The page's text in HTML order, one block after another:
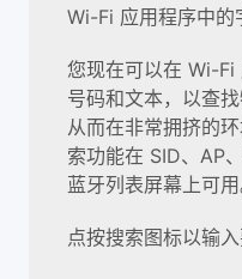
Wi-Fi 应用程序中的
您现在可以在 Wi-Fi
号码和文本，以查
从而在非常拥挤的
索功能在 SID、AP
蓝牙列表屏幕上可用
点按搜索图标以输入